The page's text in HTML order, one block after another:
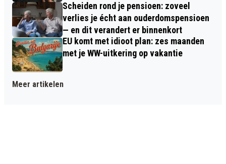
Scheiden rond je pensioen: zoveel
verlies je écht aan ouderdomspensioen
— en dit verandert er binnenkort
EU komt met idioot plan: zes maanden
met je WW-uitkering op vakantie
Meer artikelen